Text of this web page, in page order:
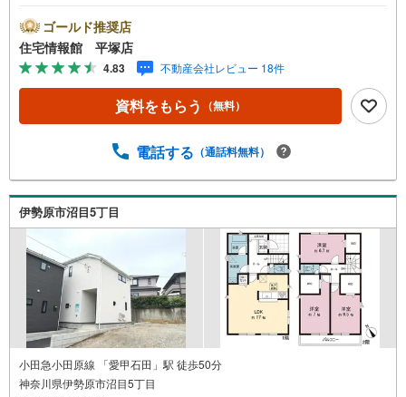
さい。住宅ローン相談会も同時開催中無理のない住宅ロー
ンの試算やご購入の際にかかる諸費用の概算も行っており
ます。しっかりとした資金計画のアドバイスをさせて頂き
ますので、お気軽にご相談ください。
ゴールド推奨店
住宅情報館 平塚店
4.83 不動産会社レビュー 18件
資料をもらう （無料）
電話する （通話料無料）
伊勢原市沼目5丁目
小田急小田原線 「愛甲石田」駅 徒歩50分
神奈川県伊勢原市沼目5丁目